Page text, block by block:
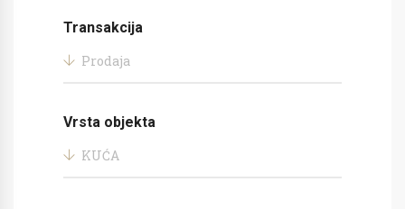
Transakcija
Prodaja
Vrsta objekta
KUĆA